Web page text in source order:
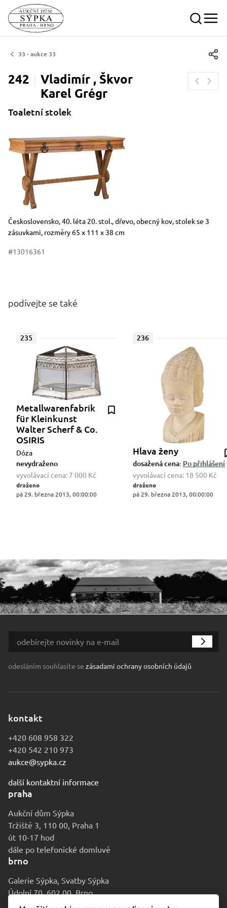
33 - aukce 33
242
Vladimír , Škvor
Karel Grégr
Toaletní stolek
Rozměry
Stručný popis předmětu
Československo, 40. léta 20. stol., dřevo, obecný kov, stolek se 3
zásuvkami, rozměry 65 x 111 x 38 cm
#13016361
podívejte se také
235
Metallwarenfabrik
für Kleinkunst
Walter Scherf & Co.
OSIRIS
Dóza
nevydraženo
vyvolávací cena: 7 000 Kč
draženo
pá 29. března 2013, 00:00:00
236
Hlava ženy
dosažená cena: Po přihlášení
vyvolávací cena: 18 500 Kč
draženo
pá 29. března 2013, 00:00:00
odesláním souhlasíte se zásadami ochrany osobních údajů
kontakt
+420 608 958 322
+420 542 210 973
aukce@sypka.cz
další kontaktní informace
praha
Aukční dům Sýpka
Tržiště 3, 110 00, Praha 1
út 10-17 hod
dále po telefonické domluvě
brno
Galerie Sýpka, Svatby Sýpka
Údolní 70, 602 00, Brno
po-pá 9-16 hod